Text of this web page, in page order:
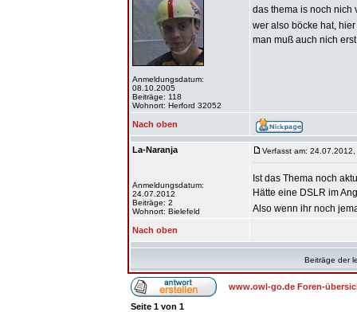
Anmeldungsdatum:
08.10.2005
Beiträge: 118
Wohnort: Herford 32052
das thema is noch nich
wer also böcke hat,
man muß auch nich
Nach oben
La-Naranja
Anmeldungsdatum:
24.07.2012
Beiträge: 2
Wohnort: Bielefeld
Verfasst am:
Ist das Thema noch
Hätte eine DSLR im
Also wenn ihr noch
Nach oben
Beiträge der
www.owl-go.de Foren-
Seite 1 von 1